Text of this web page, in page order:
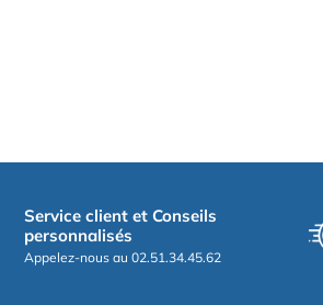
Service client et Conseils
personnalisés
Appelez-nous au 02.51.34.45.62